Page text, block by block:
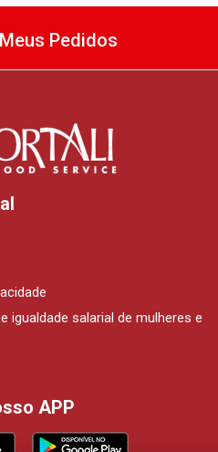
Meus Pedidos
igualdade salarial de mulheres e
APP